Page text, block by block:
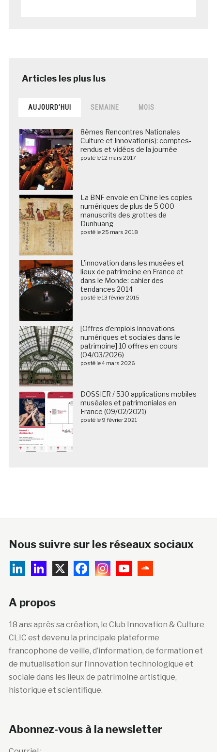
AUJOURD’HUI SEMAINE MOIS
8èmes Rencontres Nationales
Culture et Innovation(s): comptes-
rendus et vidéos de la journée
posté le 12 mars 2017
La BNF envoie en Chine les copies
numériques de plus de 5 000
manuscrits des grottes de
Dunhuang
posté le 25 mars 2018
L’innovation dans les musées et
lieux de patrimoine en France et
dans le Monde: cahier des
tendances 2014
posté le 13 février 2015
[Offres d’emplois innovations
numériques et sociales dans le
patrimoine] 10 offres en cours
(04/03/2026)
posté le 4 mars 2026
DOSSIER / 530 applications mobiles
muséales et patrimoniales en
France (09/02/2021)
posté le 9 février 2021
Nous suivre sur les réseaux sociaux
A propos
18 ans après sa création, le Club Innovation & Culture
CLIC est devenu la principale plateforme
francophone de veille, d’information, de formation et
de mutualisation sur l’innovation technologique et
sociale dans les lieux de patrimoine artistique,
historique et scientifique.
Abonnez-vous à la newsletter